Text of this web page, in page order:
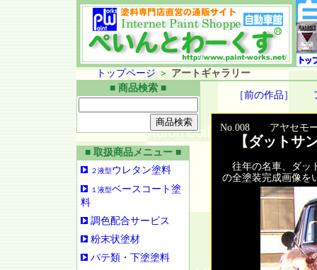
トップページ ＞ アートギャラリー
■ 商品検索 ■
■ 取扱商品メニュー ■
２液型ウレタン塗料
１液型ベースコート塗
料
調色配合サービス
粉末状塗材
パテ類・下塗塗料
［前の作品］
No.008 アヤセモー
【ダットサ
往年の名車、ダッ
の全塗装完成画像を